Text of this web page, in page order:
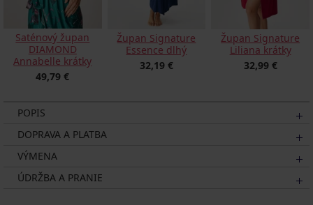
Saténový župan
DIAMOND
Annabelle krátky
49,79 €
Župan Signature
Essence dlhý
32,19 €
Župan Signature
Liliana krátky
32,99 €
POPIS
DOPRAVA A PLATBA
VÝMENA
ÚDRŽBA A PRANIE